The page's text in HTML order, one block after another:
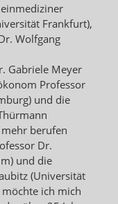
Frankfurt),
Wolfgang
Gabriele Meyer
Professor
und die
berufen
Dr.
und die
(Universität
möchte ich mich